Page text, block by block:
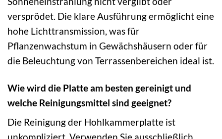
versprödet. Die klare Ausführung ermöglicht eine
hohe Lichttransmission, was für
Pflanzenwachstum in Gewächshäusern oder für
die Beleuchtung von Terrassenbereichen ideal ist.
Wie wird die Platte am besten gereinigt und
welche Reinigungsmittel sind geeignet?
Die Reinigung der Hohlkammerplatte ist